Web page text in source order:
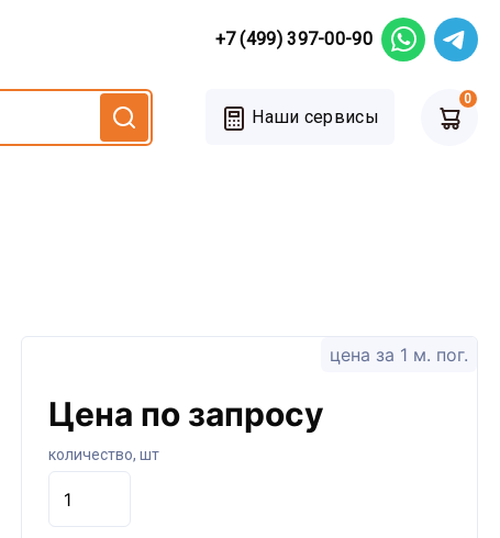
+7 (499) 397-00-90
Наши сервисы
0
цена за 1 м. пог.
Цена по запросу
количество, шт